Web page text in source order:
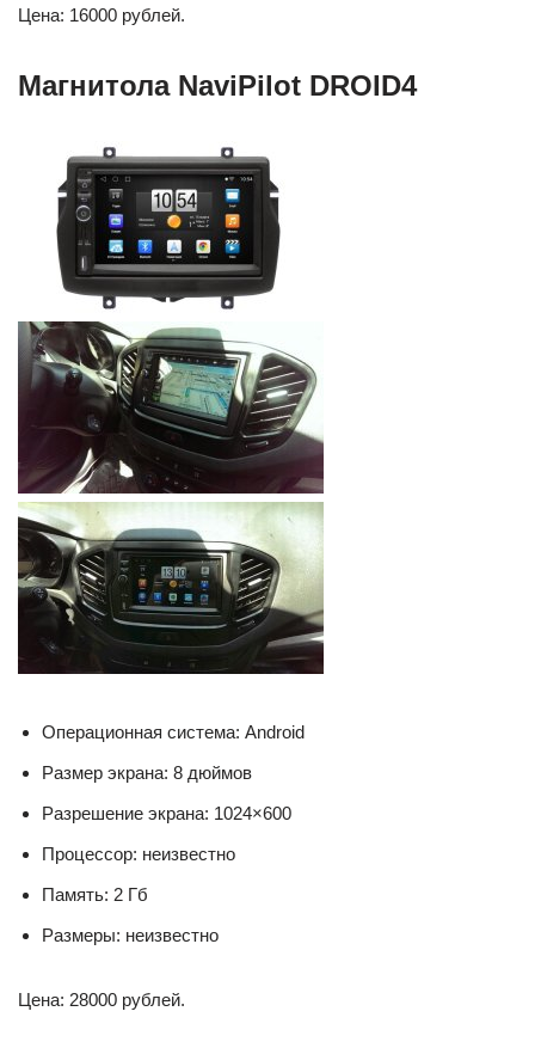
Цена: 16000 рублей.
Магнитола NaviPilot DROID4
Операционная система: Android
Размер экрана: 8 дюймов
Разрешение экрана: 1024×600
Процессор: неизвестно
Память: 2 Гб
Размеры: неизвестно
Цена: 28000 рублей.